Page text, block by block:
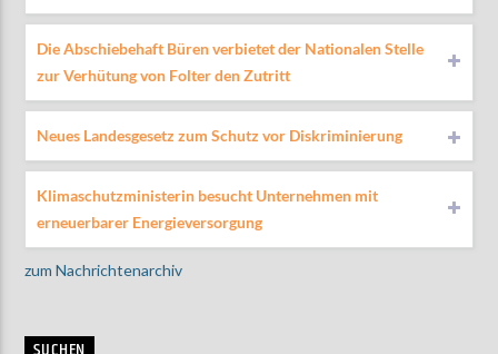
Die Abschiebehaft Büren verbietet der Nationalen Stelle
zur Verhütung von Folter den Zutritt
Neues Landesgesetz zum Schutz vor Diskriminierung
Klimaschutzministerin besucht Unternehmen mit
erneuerbarer Energieversorgung
zum Nachrichtenarchiv